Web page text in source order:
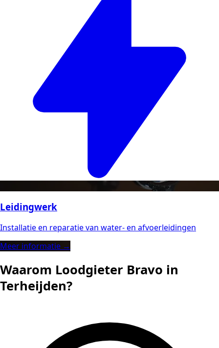
Leidingwerk
Installatie en reparatie van water- en afvoerleidingen
Meer informatie →
Waarom Loodgieter Bravo in
Terheijden?